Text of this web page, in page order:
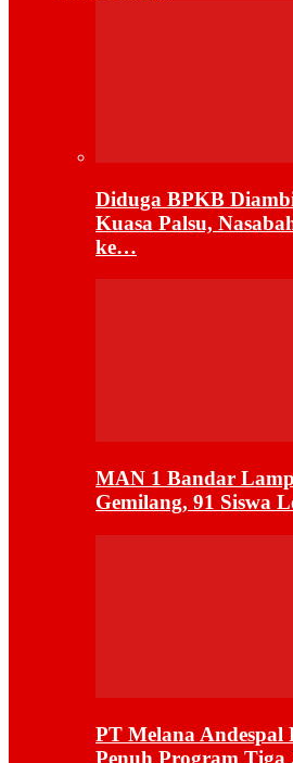
Diduga BPKB
Kuasa Palsu,
ke…
MAN 1 Bandar
Gemilang, 91 Siswa
PT Melana
Penuh Program